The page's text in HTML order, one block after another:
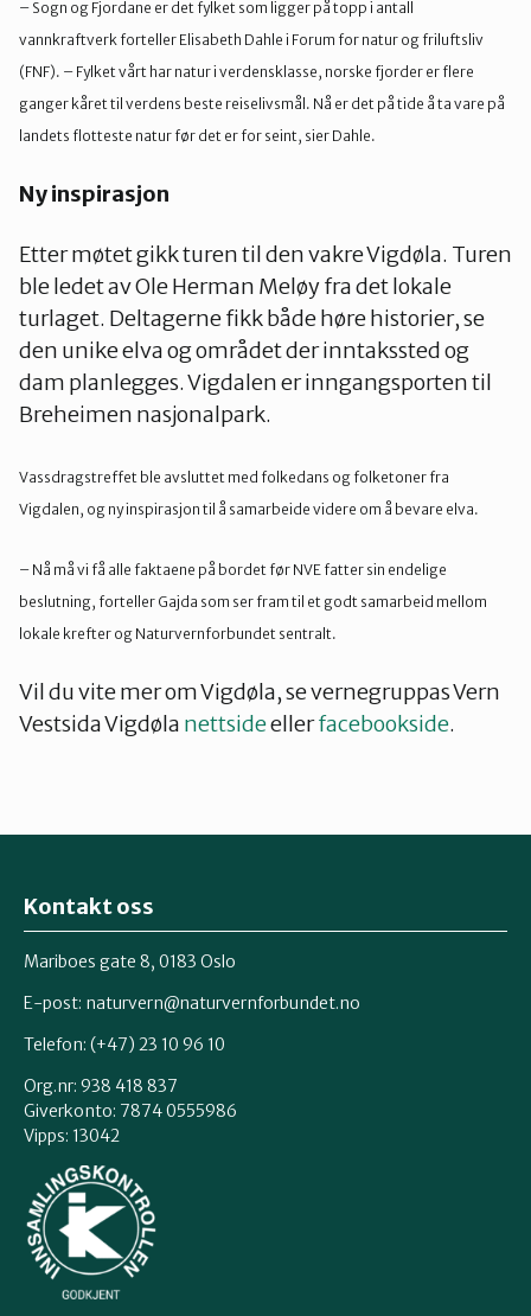
– Sogn og Fjordane er det fylket som ligger på topp i antall
vannkraftverk forteller Elisabeth Dahle i Forum for natur og friluftsliv
(FNF). – Fylket vårt har natur i verdensklasse, norske fjorder er flere
ganger kåret til verdens beste reiselivsmål. Nå er det på tide å ta vare på
landets flotteste natur før det er for seint, sier Dahle.
Ny inspirasjon
Etter møtet gikk turen til den vakre Vigdøla. Turen
ble ledet av Ole Herman Meløy fra det lokale
turlaget. Deltagerne fikk både høre historier, se
den unike elva og området der inntakssted og
dam planlegges. Vigdalen er inngangsporten til
Breheimen nasjonalpark.
Vassdragstreffet ble avsluttet med folkedans og folketoner fra
Vigdalen, og ny inspirasjon til å samarbeide videre om å bevare elva.
– Nå må vi få alle faktaene på bordet før NVE fatter sin endelige
beslutning, forteller Gajda som ser fram til et godt samarbeid mellom
lokale krefter og Naturvernforbundet sentralt.
Vil du vite mer om Vigdøla, se vernegruppas Vern
Vestsida Vigdøla nettsideellerfacebookside.
Kontakt oss
Mariboes gate 8, 0183 Oslo
E-post: naturvern@naturvernforbundet.no
Telefon: (+47) 23 10 96 10
Org.nr: 938 418 837
Giverkonto: 7874 0555986
Vipps: 13042